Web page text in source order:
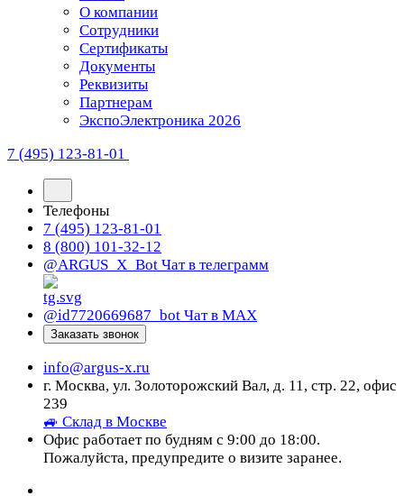
О компании
Сотрудники
Сертификаты
Документы
Реквизиты
Партнерам
ЭкспоЭлектроника 2026
7 (495) 123-81-01
Телефоны
7 (495) 123-81-01
8 (800) 101-32-12
@ARGUS_X_Bot Чат в телеграмм
@id7720669687_bot Чат в МАХ
Заказать звонок
info@argus-x.ru
г. Москва, ул. Золоторожский Вал, д. 11, стр. 22, офис
239
🚙 Склад в Москве
Офис работает по будням с 9:00 до 18:00.
Пожалуйста, предупредите о визите заранее.